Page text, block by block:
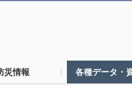
災情報 各種データ・